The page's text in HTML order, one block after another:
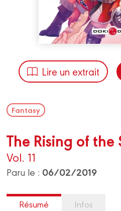
Lire un extrait
Fantasy
The Rising of
Vol. 11
Paru le : 06/02/2019
Résumé Infos